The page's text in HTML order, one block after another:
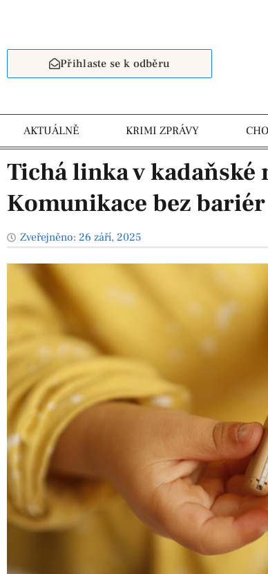
Přihlaste se k odběru
AKTUÁLNĚ KRIMI ZPRÁVY
Tichá linka v kadaňské
Komunikace bez
Zveřejněno: 26 září, 2025